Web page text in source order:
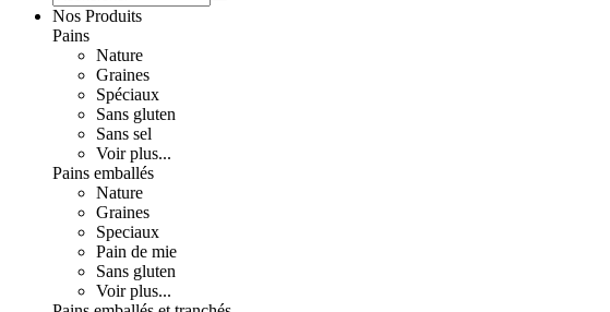
Nos Produits
Pains
Nature
Graines
Spéciaux
Sans gluten
Sans sel
Voir plus...
Pains emballés
Nature
Graines
Speciaux
Pain de mie
Sans gluten
Voir plus...